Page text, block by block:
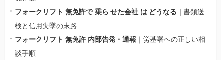
フォークリフト 無免許で 乗ら せた会社 は どうなる ｜書類送
検と信用失墜の末路
フォークリフト 無免許 内部告発・通報 ｜労基署への正しい相
談手順